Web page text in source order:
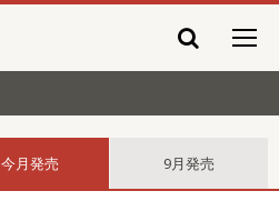
今月発売 9月発売